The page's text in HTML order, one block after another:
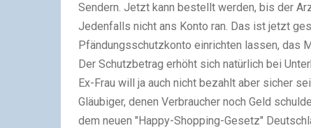
Sendern. Jetzt kann bestellt werden, bis der
Jedenfalls nicht ans Konto ran. Das ist jetzt
Pfändungsschutzkonto einrichten lassen, das
Der Schutzbetrag erhöht sich natürlich bei
Ex-Frau will ja auch nicht bezahlt aber sicher
Gläubiger, denen Verbraucher noch Geld
dem neuen "Happy-Shopping-Gesetz"